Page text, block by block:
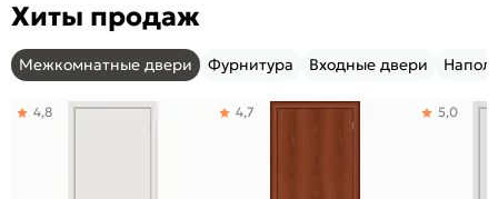
Хиты продаж
Межкомнатные двери Фурнитура Входные двери
4,8 4,7 5,0